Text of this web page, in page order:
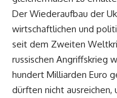
Der Wiederaufbau der
wirtschaftlichen und
seit dem Zweiten
russischen Angriffskrieg
hundert Milliarden Euro
dürften nicht ausreichen,